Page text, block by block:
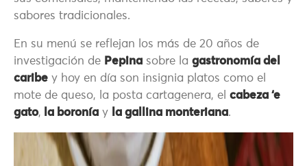
sabores tradicionales.
En su menú se reflejan los más de 20 años de
investigación de Pepina sobre la gastronomía del
caribe y hoy en día son insignia platos como el
mote de queso, la posta cartagenera, el cabeza ‘e
gato, la boronía y la gallina monteriana.